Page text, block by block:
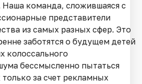
команда, сложившаяся с
представители
из самых разных сфер. Это
заботятся о будущем детей
колоссального
бессмысленно пытаться
только за счет рекламных